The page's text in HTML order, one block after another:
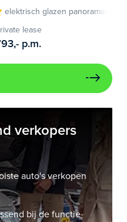
elektrisch glazen panorama-dak
lease
p.m.
verkopers
auto's verkopen
bij de functie